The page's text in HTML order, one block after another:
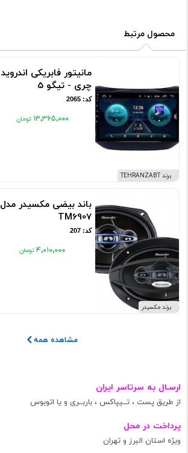
محصول مرتبط
برند TEHRANZABT
مانیتور فابریکی اندروید
چری - تیگو 5
کد: 2065
۱۳٬۳۶۵٬۰۰۰
برند مکسیدر
باند بیضی مکسیدر مدل
TM6907
کد: 207
۴٬۰۱۰٬۰۰۰
مشاهده همه
ارسـال به سرتاسر ایران
از طریق پست ، تــیپاکس ، باربــری و یا اتوبوس
پرداخت در محل
ویژه استان البرز و تهران